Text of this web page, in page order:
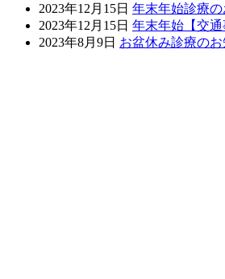
2023年12月15日 年末年始診療
2023年12月15日 年末年始【交通
2023年8月9日 お盆休み診療の